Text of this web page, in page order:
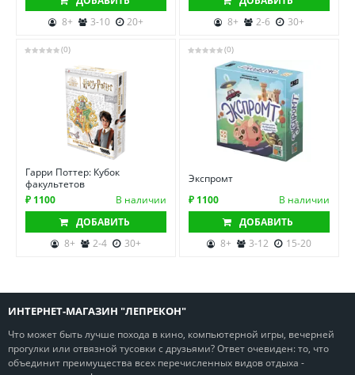
8+
3-10 20+
8+
2-6 30+
(0)
Гарри Поттер: Кубок
факультетов
₽ 1100
В наличии
ДОБАВИТЬ
8+
2-4 30+
(0)
Экспромт
₽ 1100
В наличии
ДОБАВИТЬ
8+
3-12 15-20
ИНТЕРНЕТ-МАГАЗИН "ЛЕПРЕКОН"
Что может быть лучше похода в кино, компьютерной игры, вечерней
прогулки или отвязной тусовки с друзьями? Ответ очевиден: то, что
объединит преимущества всех перечисленных видов отдыха -